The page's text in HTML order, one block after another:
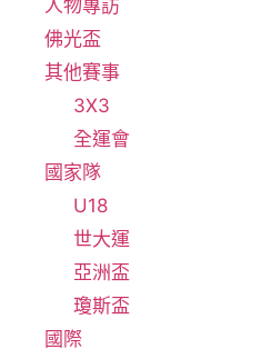
人物專訪
佛光盃
其他賽事
3X3
全運會
國家隊
U18
世大運
亞洲盃
瓊斯盃
國際